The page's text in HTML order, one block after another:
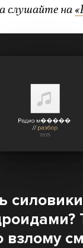
слушайте на
взлому